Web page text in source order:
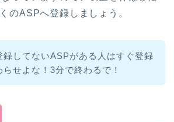
のASPへ登録しましょう。
録してないASPがある人はすぐ登録
らせよな！3分で終わるで！